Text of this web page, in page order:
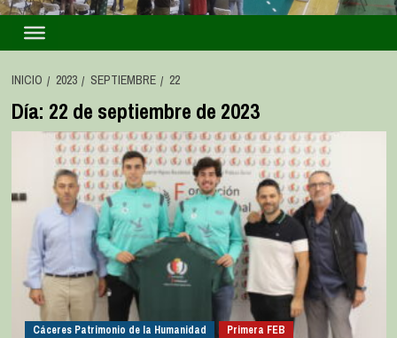
INICIO 2023 SEPTIEMBRE 22
Día: 22 de septiembre de 2023
Cáceres Patrimonio de la Humanidad Primera FEB